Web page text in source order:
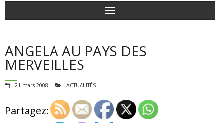
POUR AGIR
ANGELA AU PAYS DES
MERVEILLES
21 mars 2008 ACTUALITÉS
Partagez: